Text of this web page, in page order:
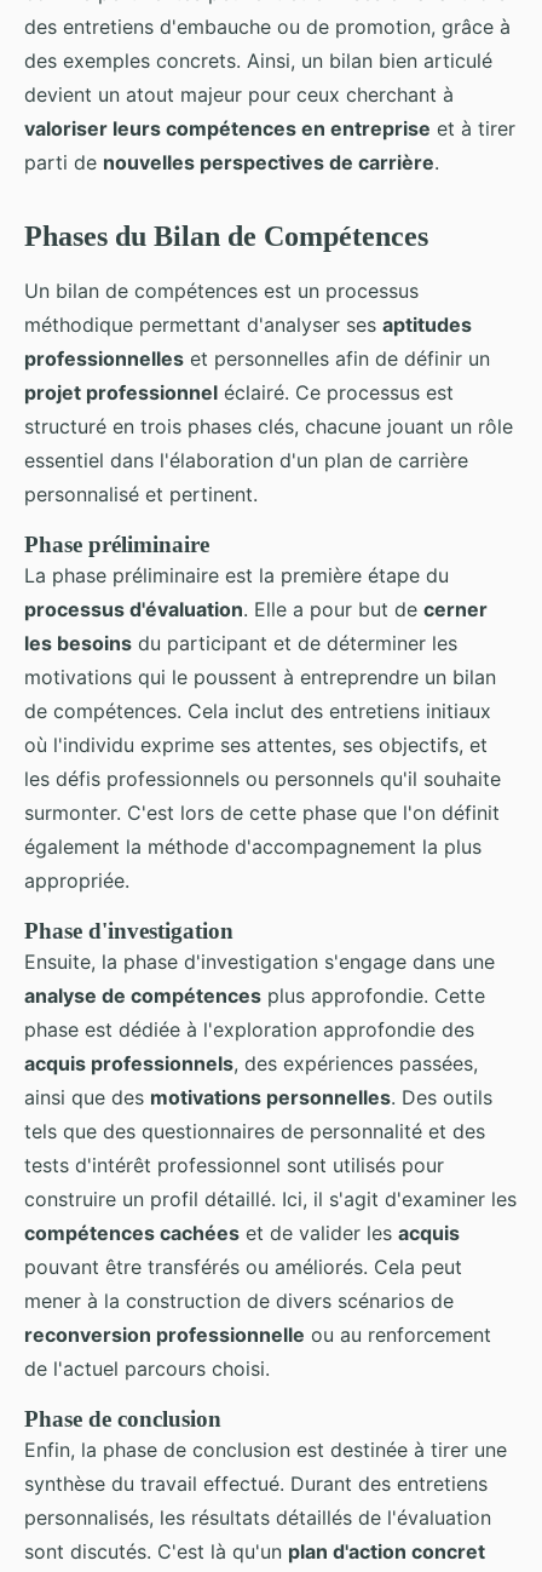
des entretiens d'embauche ou de promotion, grâce à
des exemples concrets. Ainsi, un bilan bien articulé
devient un atout majeur pour ceux cherchant à
valoriser leurs compétences en entreprise et à tirer
parti de nouvelles perspectives de carrière.
Phases du Bilan de Compétences
Un bilan de compétences est un processus
méthodique permettant d'analyser ses aptitudes
professionnelles et personnelles afin de définir un
projet professionnel éclairé. Ce processus est
structuré en trois phases clés, chacune jouant un rôle
essentiel dans l'élaboration d'un plan de carrière
personnalisé et pertinent.
Phase préliminaire
La phase préliminaire est la première étape du
processus d'évaluation. Elle a pour but de cerner
les besoins du participant et de déterminer les
motivations qui le poussent à entreprendre un bilan
de compétences. Cela inclut des entretiens initiaux
où l'individu exprime ses attentes, ses objectifs, et
les défis professionnels ou personnels qu'il souhaite
surmonter. C'est lors de cette phase que l'on définit
également la méthode d'accompagnement la plus
appropriée.
Phase d'investigation
Ensuite, la phase d'investigation s'engage dans une
analyse de compétences plus approfondie. Cette
phase est dédiée à l'exploration approfondie des
acquis professionnels, des expériences passées,
ainsi que des motivations personnelles. Des outils
tels que des questionnaires de personnalité et des
tests d'intérêt professionnel sont utilisés pour
construire un profil détaillé. Ici, il s'agit d'examiner les
compétences cachées et de valider les acquis
pouvant être transférés ou améliorés. Cela peut
mener à la construction de divers scénarios de
reconversion professionnelle ou au renforcement
de l'actuel parcours choisi.
Phase de conclusion
Enfin, la phase de conclusion est destinée à tirer une
synthèse du travail effectué. Durant des entretiens
personnalisés, les résultats détaillés de l'évaluation
sont discutés. C'est là qu'un plan d'action concret